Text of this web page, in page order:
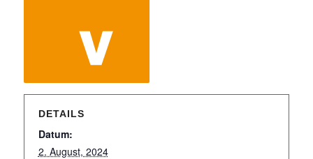
DETAILS
Datum:
2. August, 2024